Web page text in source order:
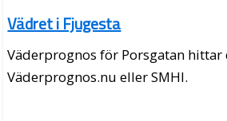
Vädret i Fjugesta
Väderprognos för Porsgatan hittar
Väderprognos.nu eller SMHI.